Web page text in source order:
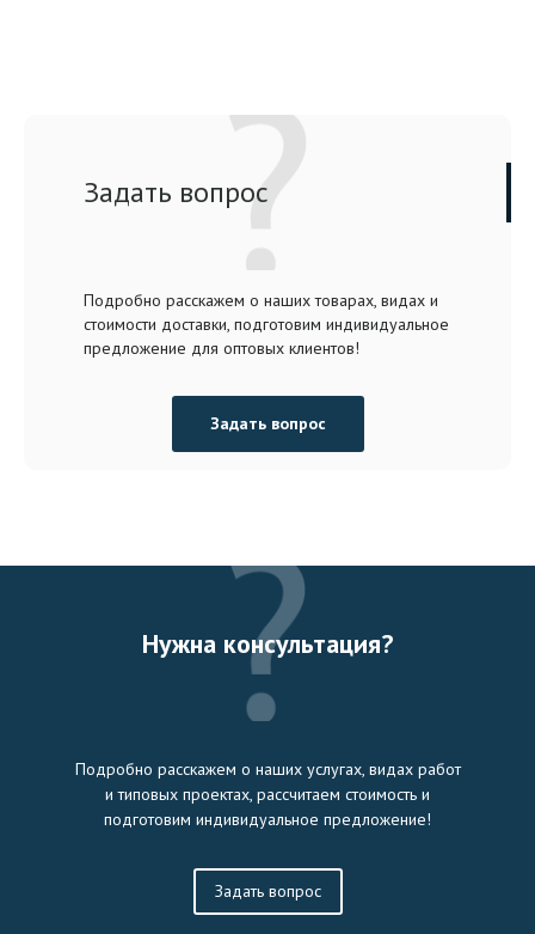
Задать вопрос
Подробно расскажем о наших товарах, видах и
стоимости доставки, подготовим индивидуальное
предложение для оптовых клиентов!
Задать вопрос
Нужна консультация?
Подробно расскажем о наших услугах, видах работ
и типовых проектах, рассчитаем стоимость и
подготовим индивидуальное предложение!
Задать вопрос